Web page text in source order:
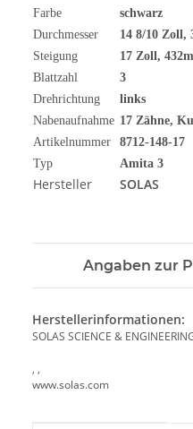
Farbe
schwarz
Durchmesser
14 8/10 Zoll,
Steigung
17 Zoll,
Blattzahl
3
Drehrichtung
links
Nabenaufnahme 17 Zähne,
Artikelnummer
8712-148-17
Typ
Amita 3
Hersteller SOLAS
Angaben zur
Herstellerinformationen:
SOLAS SCIENCE &
, ,
www.solas.com